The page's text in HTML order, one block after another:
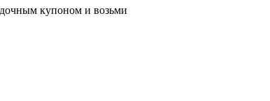
купоном и возьми